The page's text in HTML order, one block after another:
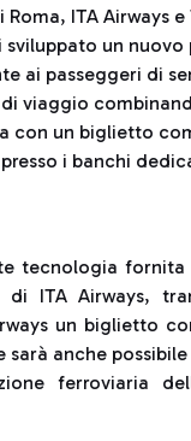
ITA Airways
sviluppato un
ai passeggeri di
di viaggio
con un biglietto
i banchi
tecnologia fornita
ITA Airways,
un biglietto
anche
ferroviaria